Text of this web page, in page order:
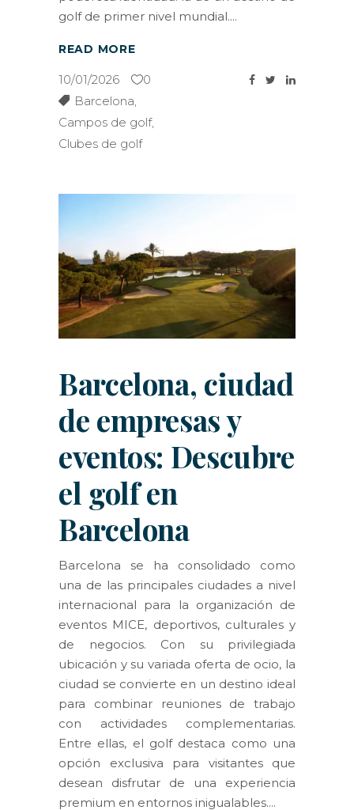
golf de primer nivel mundial.
READ MORE
10/01/2026
0
Barcelona,
Campos de golf,
Clubes de golf
Barcelona, ciudad
de empresas y
eventos: Descubre
el golf en
Barcelona
Barcelona se ha consolidado como
una de las principales ciudades a nivel
internacional para la organización de
eventos MICE, deportivos, culturales y
de negocios. Con su privilegiada
ubicación y su variada oferta de ocio, la
ciudad se convierte en un destino ideal
para combinar reuniones de trabajo
con actividades complementarias.
Entre ellas, el golf destaca como una
opción exclusiva para visitantes que
desean disfrutar de una experiencia
premium en entornos inigualables.